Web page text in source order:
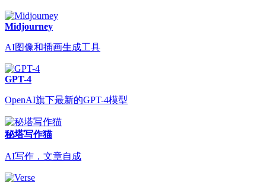
Midjourney
AI图像和插画生成工具
GPT-4
OpenAI旗下最新的GPT-4模型
秘塔写作猫
AI写作，文章自成